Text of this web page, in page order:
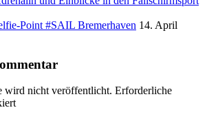
Point #SAIL Bremerhaven 14. April
wird nicht veröffentlicht. Erforderliche